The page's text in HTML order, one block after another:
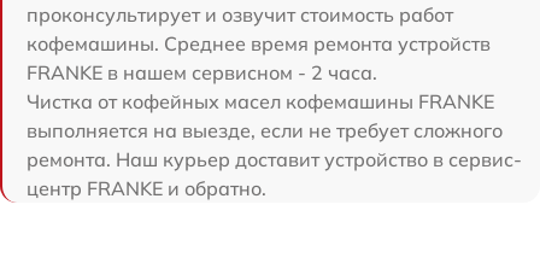
проконсультирует и озвучит стоимость работ
кофемашины. Среднее время ремонта устройств
FRANKE в нашем сервисном - 2 часа.
Чистка от кофейных масел кофемашины FRANKE
выполняется на выезде, если не требует сложного
ремонта. Наш курьер доставит устройство в сервис-
центр FRANKE и обратно.